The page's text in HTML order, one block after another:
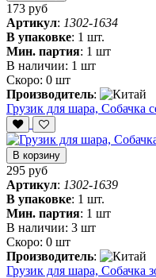
173 руб
Артикул: 1302-1634
В упаковке: 1 шт.
Мин. партия: 1 шт
В наличии: 1 шт
Скоро: 0 шт
Производитель:
Грузик для шара, Собачка
В корзину
295 руб
Артикул: 1302-1639
В упаковке: 1 шт.
Мин. партия: 1 шт
В наличии: 3 шт
Скоро: 0 шт
Производитель:
Грузик для шара, Собачка